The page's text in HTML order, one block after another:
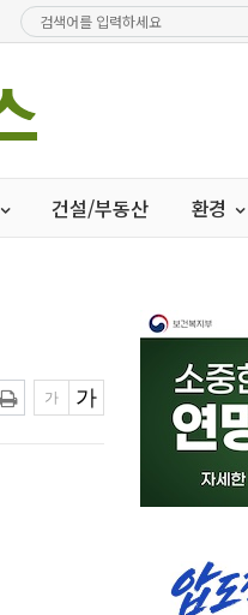
건설/부동산 환경